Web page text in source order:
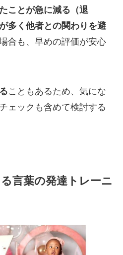
ことが急に減る（退
多く他者との関わりを避
合も、早めの評価が安心
こともあるため、気にな
ェックも含めて検討する
言葉の発達トレーニ